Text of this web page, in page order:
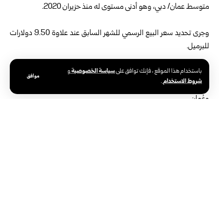
باستخدام هذا الموقع ، فإنك توافق علىسياسة الخصوصيةو
شروط الاستخدام.
موافق
متوسط عمان/ دبي، وهو أدنى مستوى له منذ حزيران 2020.
وجرى تحديد سعر البيع الرسمي للشهر السابق عند علاوة 9.50 دولارات
⁠للبرميل.
وجاء الخفض أكبر من توقعات السوق التي كانت تشير تقديراتها ⁠إلى
علاوة تتراوح بين 1.50 و3.00 دولارات ⁠للبرميل فوق متوسط أسعار دبي
وعُمان.